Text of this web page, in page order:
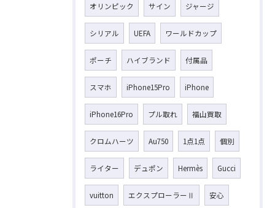
オリンピック サイン ジャージ
シリアル UEFA ワールドカップ
ポーチ ハイブランド 付属品
スマホ iPhone15Pro iPhone
iPhone16Pro プル取れ 福山買取
クロムハーツ Au750 1点1点 個別
ライター デュポン Hermès Gucci
vuitton エクスプローラーⅡ 安心